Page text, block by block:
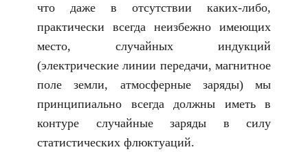
что даже в отсутствии каких-либо,
практически всегда неизбежно имеющих
место, случайных индукций
(электрические линии передачи, магнитное
поле земли, атмосферные заряды) мы
принципиально всегда должны иметь в
контуре случайные заряды в силу
статистических флюктуаций.